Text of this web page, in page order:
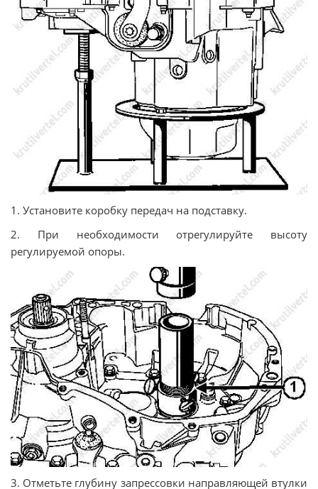
1. Установите коробку передач на подставку.
2. При необходимости отрегулируйте высоту
регулируемой опоры.
3. Отметьте глубину запрессовки направляющей втулки